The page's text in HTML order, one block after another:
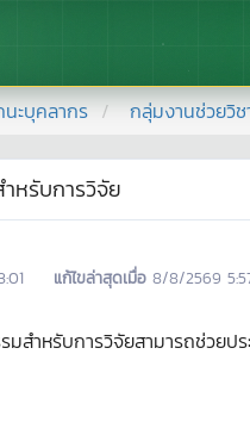
ะบุคลากร กลุ่มงานช่วยวิช
หรับการวิจัย
แก้ไขล่าสุดเมื่อ 8/8/2569
สำหรับการวิจัยสามารถช่วยป